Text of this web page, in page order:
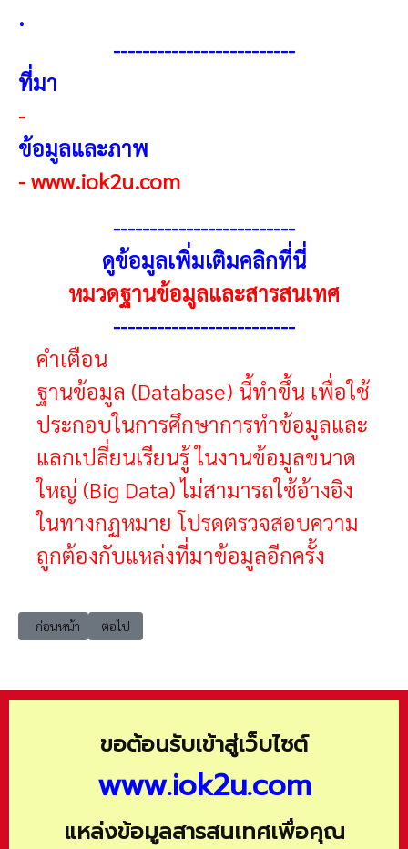
.
-------------------------
ที่มา
-
ข้อมูลและภาพ
-www.iok2u.com
-------------------------
ดูข้อมูลเพิ่มเติมคลิกที่นี่
หมวดฐานข้อมูลและสารสนเทศ
-------------------------
คำเตือน
ฐานข้อมูล (Database) นี้ทำขึ้น เพื่อใช้
ประกอบในการศึกษาการทำข้อมูลและ
แลกเปลี่ยนเรียนรู้ ในงานข้อมูลขนาด
ใหญ่ (Big Data) ไม่สามารถใช้อ้างอิง
ในทางกฏหมาย โปรดตรวจสอบความ
ถูกต้องกับแหล่งที่มาข้อมูลอีกครั้ง
เนื้อหาก่อนหน้า: Looker studio 00001_ข้อมูลแผนที่แสดงพื้นที่รับผิดชอบ
ก่อนหน้า เนื้อหาถัดไป: Looker studio 03005_ข้อมูลสถิติการนำเข้าส่
ต่อไป
ขอต้อนรับเข้าสู่เว็บไซต์
www.iok2u.com
แหล่งข้อมูลสารสนเทศเพื่อคุณ